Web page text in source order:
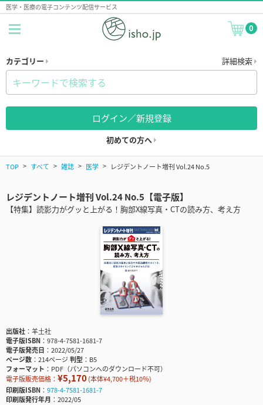
医学・医療の電子コンテンツ配信サービス
0
カテゴリー 詳細検索
ログイン／新規登録
初めての方へ
TOP すべて 雑誌 医学 レジデントノート増刊 Vol.24 No.5
レジデントノート増刊 Vol.24 No.5【電子版】
【特集】読影力がグッと上がる！胸部X線写真・CTの読み方、考え方
出版社
羊土社
電子版ISBN
978-4-7581-1681-7
電子版発売日
2022/05/27
ページ数
214ページ判型
B5
フォーマット
PDF（パソコンへのダウンロード不可）
電子版販売価格： ¥5,170(本体¥4,700＋税10％)
印刷版ISBN
978-4-7581-1681-7
印刷版発行年月
2022/05